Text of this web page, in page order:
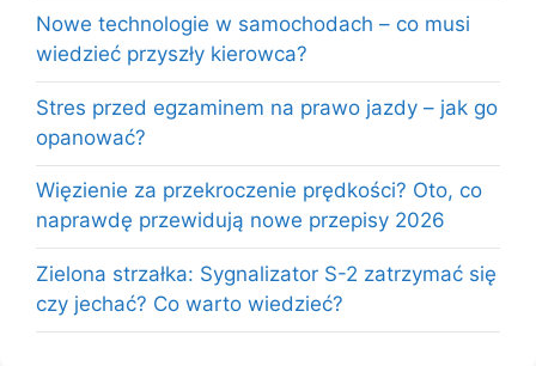
Nowe technologie w samochodach – co musi
wiedzieć przyszły kierowca?
Stres przed egzaminem na prawo jazdy – jak go
opanować?
Więzienie za przekroczenie prędkości? Oto, co
naprawdę przewidują nowe przepisy 2026
Zielona strzałka: Sygnalizator S-2 zatrzymać się
czy jechać? Co warto wiedzieć?